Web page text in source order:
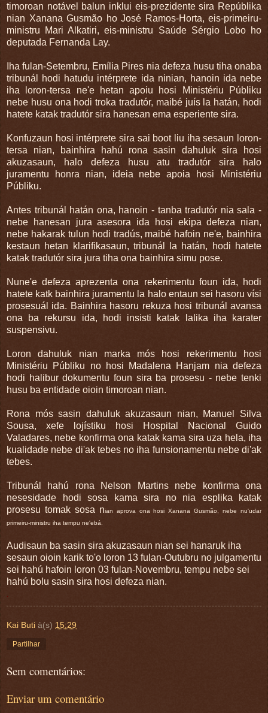
timoroan notável balun inklui eis-prezidente sira Repúblika
nian Xanana Gusmão ho José Ramos-Horta, eis-primeiru-
ministru Mari Alkatiri, eis-ministru Saúde Sérgio Lobo ho
deputada Fernanda Lay.
Iha fulan-Setembru, Emília Pires nia defeza husu tiha onaba
tribunál hodi hatudu intérprete ida ninian, hanoin ida nebe
iha loron-tersa ne'e hetan apoiu hosi Ministériu Públiku
nebe husu ona hodi troka tradutór, maibé juís la hatán, hodi
hatete katak tradutór sira hanesan ema esperiente sira.
Konfuzaun hosi intérprete sira sai boot liu iha sesaun loron-
tersa nian, bainhira hahú rona sasin dahuluk sira hosi
akuzasaun, halo defeza husu atu tradutór sira halo
juramentu honra nian, ideia nebe apoia hosi Ministériu
Públiku.
Antes tribunál hatán ona, hanoin - tanba tradutór nia sala -
nebe hanesan jura asesora ida hosi ekipa defeza nian,
nebe hakarak tulun hodi tradús, maibé hafoin ne'e, bainhira
kestaun hetan klarifikasaun, tribunál la hatán, hodi hatete
katak tradutór sira jura tiha ona bainhira simu pose.
Nune'e defeza aprezenta ona rekerimentu foun ida, hodi
hatete katk bainhira juramentu la halo entaun sei hasoru vísi
prosesuál ida. Bainhira hasoru rekuza hosi tribunál avansa
ona ba rekursu ida, hodi insisti katak lalika iha karater
suspensivu.
Loron dahuluk nian marka mós hosi rekerimentu hosi
Ministériu Públiku no hosi Madalena Hanjam nia defeza
hodi halibur dokumentu foun sira ba prosesu - nebe tenki
husu ba entidade oioin timoroan nian.
Rona mós sasin dahuluk akuzasaun nian, Manuel Silva
Sousa, xefe lojístiku hosi Hospital Nacional Guido
Valadares, nebe konfirma ona katak kama sira uza hela, iha
kualidade nebe di'ak tebes no iha funsionamentu nebe di'ak
tebes.
Tribunál hahú rona Nelson Martins nebe konfirma ona
nesesidade hodi sosa kama sira no nia esplika katak
prosesu tomak sosa nian aprova ona hosi Xanana Gusmão, nebe nu'udar
primeiru-ministru iha tempu ne'ebá.
Audisaun ba sasin sira akuzasaun nian sei hanaruk iha
sesaun oioin karik to'o loron 13 fulan-Outubru no julgamentu
sei hahú hafoin loron 03 fulan-Novembru, tempu nebe sei
hahú bolu sasin sira hosi defeza nian.
Kai Buti à(s) 15:29
Partilhar
Sem comentários:
Enviar um comentário